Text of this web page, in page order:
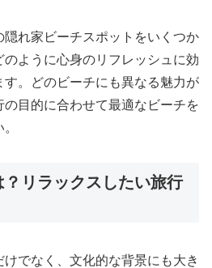
隠れ家ビーチスポットをいくつか
ように心身のリフレッシュに効
。どのビーチにも異なる魅力が
目的に合わせて最適なビーチを
リラックスしたい旅行
でなく、文化的な背景にも大き